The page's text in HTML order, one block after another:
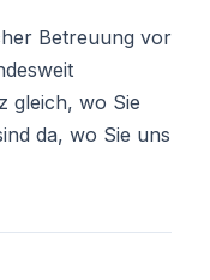
Betreuung vor
gleich, wo Sie
da, wo Sie uns